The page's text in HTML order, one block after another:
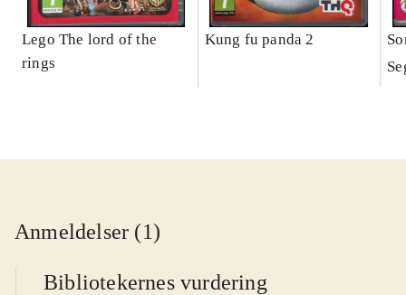
Lego The lord of the
rings
Kung fu panda 2
Anmeldelser (1)
Bibliotekernes vurdering